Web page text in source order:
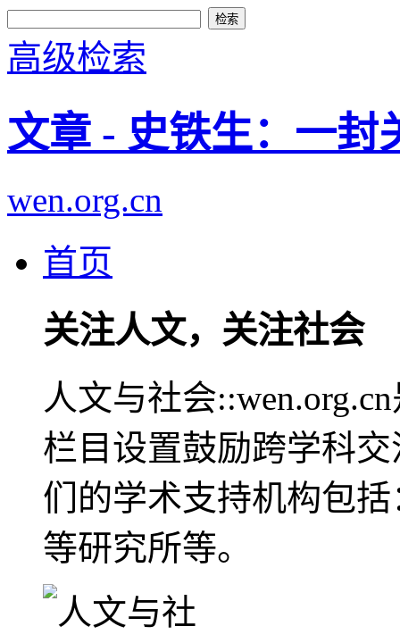
高级检索
文章 - 史铁生：一封
wen.org.cn
首页
关注人文，关注社会
人文与社会
栏目设置鼓励跨学科
们的学术支持机构包
等研究所等。